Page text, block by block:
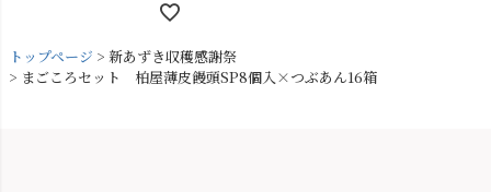
トップページ
新あずき収穫感謝祭
まごころセット 柏屋薄皮饅頭SP8個入×つぶあん16箱